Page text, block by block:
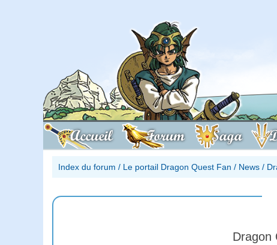
Accueil Forum Saga
Index du forum / Le portail Dragon Quest Fan / News /
Dragon